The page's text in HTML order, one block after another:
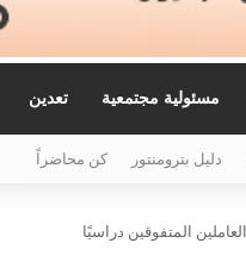
مسئولية مجتمعية تعدين
دليل بترومنتور كن محاضراً
المتفوقين دراسيًا